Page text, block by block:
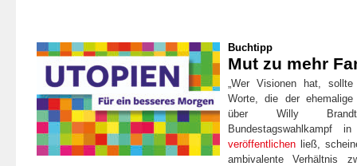
Buchtipp
Mut zu mehr
„Wer Visionen hat,
Worte, die der
über Willy
Bundestagswahlkampf
veröffentlichen ließ,
ambivalente Verhältnis